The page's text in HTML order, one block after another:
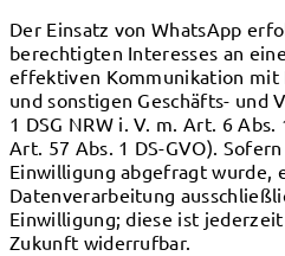
Der Einsatz von WhatsApp
berechtigten Interesses an
effektiven Kommunikation mit
und sonstigen Geschäfts- und
1 DSG NRW i. V. m. Art. 6
Art. 57 Abs. 1 DS-GVO).
Einwilligung abgefragt wurde,
Datenverarbeitung
Einwilligung; diese ist
Zukunft widerrufbar.